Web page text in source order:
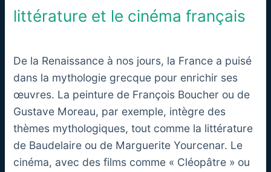
littérature et le cinéma français
De la Renaissance à nos jours, la France a puisé
dans la mythologie grecque pour enrichir ses
œuvres. La peinture de François Boucher ou de
Gustave Moreau, par exemple, intègre des
thèmes mythologiques, tout comme la littérature
de Baudelaire ou de Marguerite Yourcenar. Le
cinéma, avec des films comme « Cléopâtre » ou